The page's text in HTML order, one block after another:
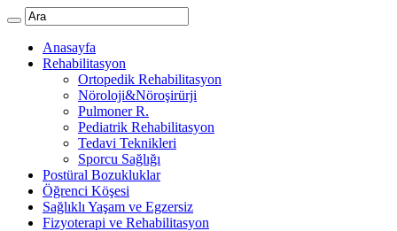
Anasayfa
Rehabilitasyon
Ortopedik Rehabilitasyon
Nöroloji&Nöroşirürji
Pulmoner R.
Pediatrik Rehabilitasyon
Tedavi Teknikleri
Sporcu Sağlığı
Postüral Bozukluklar
Öğrenci Köşesi
Sağlıklı Yaşam ve Egzersiz
Fizyoterapi ve Rehabilitasyon